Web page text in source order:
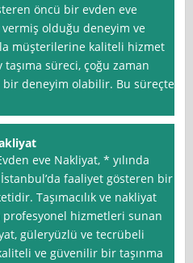
öncü bir evden eve
vermiş olduğu deneyim ve
müşterilerine kaliteli hizmet
süreci, çoğu zaman
deneyim olabilir. Bu süreçte
eve Nakliyat, * yılında
faaliyet gösteren bir
Taşımacılık ve nakliyat
profesyonel hizmetleri sunan
güleryüzlü ve tecrübeli
ve güvenilir bir taşınma